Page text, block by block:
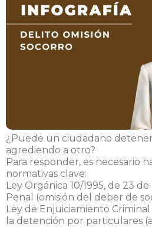
¿Puede un ciudadano
agrediendo a otro?
Para responder, es necesario
normativas clave:
Ley Orgánica 10/1995, de 23
Penal (omisión del deber de
Ley de Enjuiciamiento
la detención por particulares